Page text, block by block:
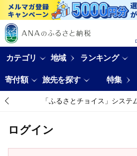
カテゴリ 地域 ランキング
寄付額 旅先を探す 特集
「ふるさとチョイス」システ
ログイン